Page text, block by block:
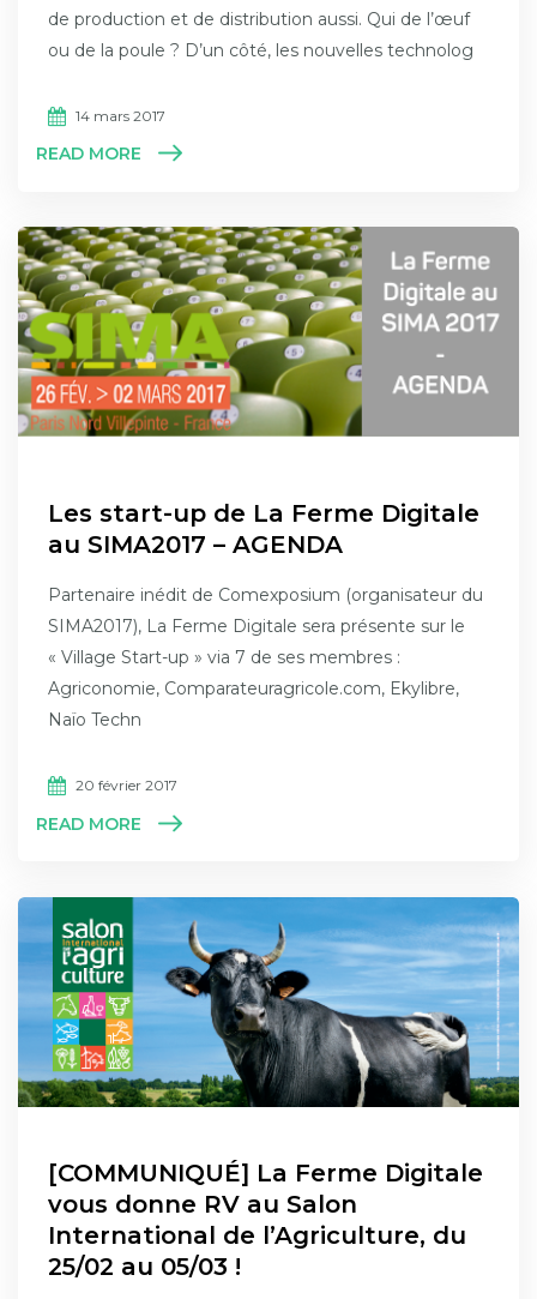
de production et de distribution aussi. Qui de l’œuf
ou de la poule ? D’un côté, les nouvelles technolog
14 mars 2017
READ MORE
Les start-up de La Ferme Digitale
au SIMA2017 – AGENDA
Partenaire inédit de Comexposium (organisateur du
SIMA2017), La Ferme Digitale sera présente sur le
« Village Start-up » via 7 de ses membres :
Agriconomie, Comparateuragricole.com, Ekylibre,
Naïo Techn
20 février 2017
READ MORE
[COMMUNIQUÉ] La Ferme Digitale
vous donne RV au Salon
International de l’Agriculture, du
25/02 au 05/03 !